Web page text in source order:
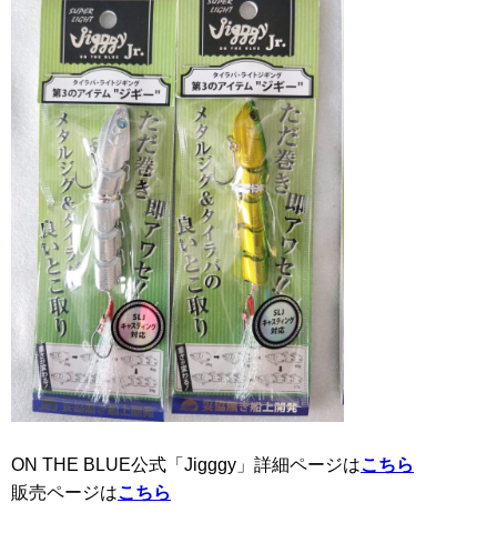
ON THE BLUE公式「Jigggy」詳細ページはこちら
販売ページはこちら